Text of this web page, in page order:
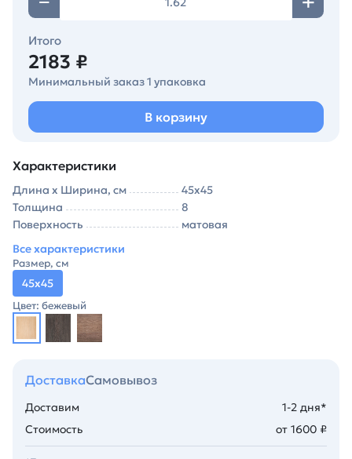
Итого
2183 ₽
Минимальный заказ 1 упаковка
В корзину
Характеристики
Длина х Ширина, см
45х45
Толщина
8
Поверхность
матовая
Все характеристики
Размер, см
45х45
Цвет: бежевый
ДоставкаСамовывоз
Доставим
1-2 дня*
Стоимость
от 1600 ₽